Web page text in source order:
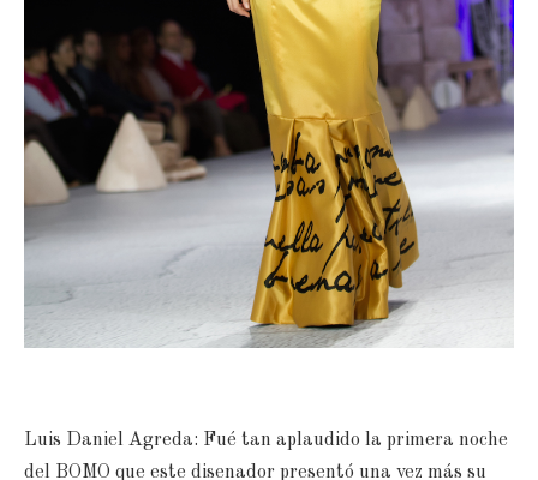
Luis Daniel Agreda: Fué tan aplaudido la primera noche
del BOMO que este disenador presentó una vez más su